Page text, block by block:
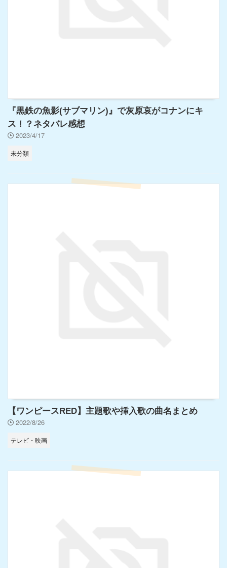
『黒鉄の魚影(サブマリン)』で灰原哀がコナンにキ
ス！？ネタバレ感想
2023/4/17
未分類
【ワンピースRED】主題歌や挿入歌の曲名まとめ
2022/8/26
テレビ・映画